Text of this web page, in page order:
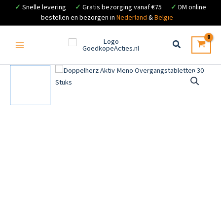
✓ Snelle levering ✓ Gratis bezorging vanaf €75 ✓ DM online
bestellen en bezorgen in Nederland &België
inhoud